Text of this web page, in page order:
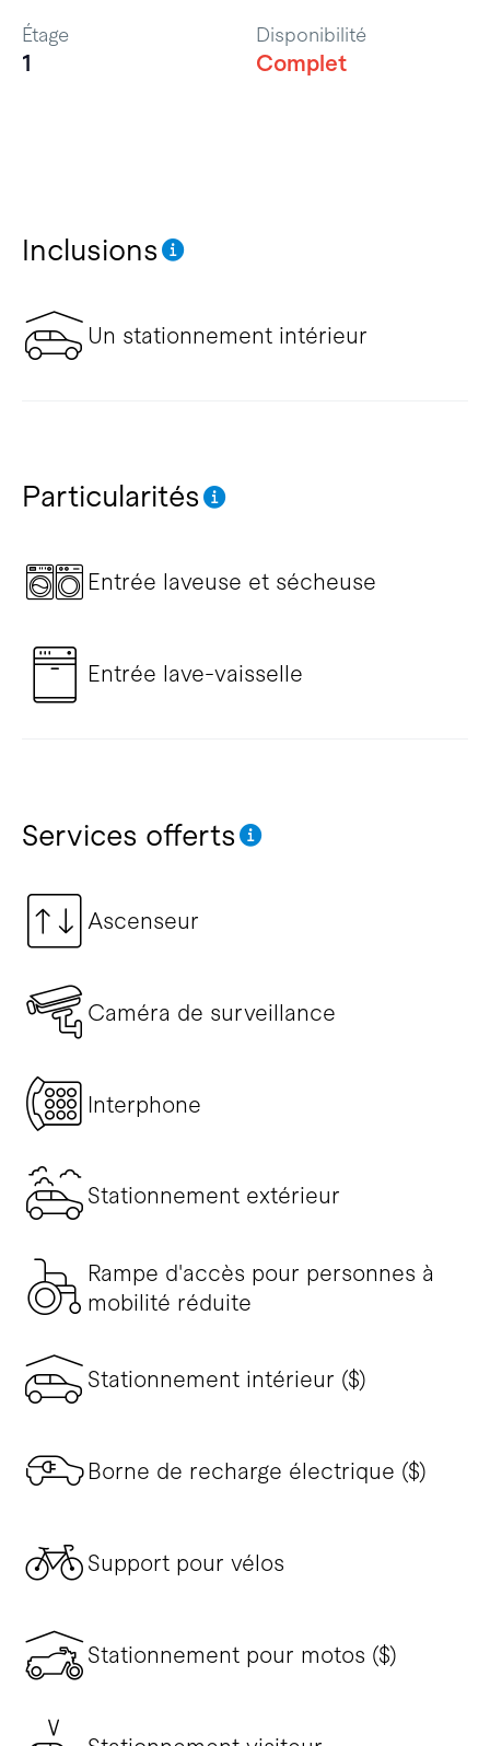
Inclusions
Un stationnement intérieur
Particularités
Entrée laveuse et sécheuse
Entrée lave-vaisselle
Services offerts
Ascenseur
Caméra de surveillance
Interphone
Stationnement extérieur
Rampe d'accès pour personnes à
mobilité réduite
Stationnement intérieur ($)
Borne de recharge électrique ($)
Support pour vélos
Stationnement pour motos ($)
Étage
1
Disponibilité
Complet